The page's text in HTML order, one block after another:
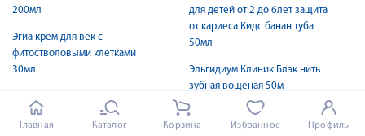
200мл
Эгиа крем для век с
фитостволовыми клетками
30мл
увлажняющий матирующий
50мл
для детей от 2 до 6лет защита
от кариеса Кидс банан туба
50мл
Эльгидиум Клиник Блэк нить
зубная вощеная 50м
Эльгидиум Клиник перио
щетка зубная мягкая
Главная Каталог Корзина Избранное Профиль